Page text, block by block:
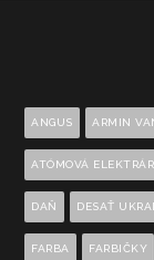
ANGUS ARMIN
ATÓMOVÁ
DAŇ DESAŤ
FARBA FARBIČKY